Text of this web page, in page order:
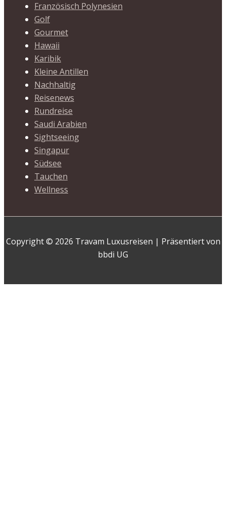
Französisch Polynesien
Golf
Gourmet
Hawaii
Karibik
Kleine Antillen
Nachhaltig
Reisenews
Rundreise
Saudi Arabien
Sightseeing
Singapur
Südsee
Tauchen
Wellness
Copyright © 2026 Travam Luxusreisen | Präsentiert von
bbdi UG